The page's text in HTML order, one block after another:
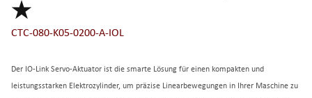
★
CTC-080-K05-0200-A-IOL
Der IO-Link Servo-Aktuator ist die smarte Lösung für einen kompakten und
leistungsstarken Elektrozylinder, um präzise Linearbewegungen in Ihrer Maschine zu